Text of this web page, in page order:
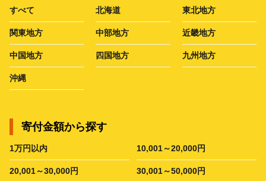
すべて 北海道 東北地方
関東地方 中部地方 近畿地方
中国地方 四国地方 九州地方
沖縄
寄付金額から探す
1万円以内 10,001～20,000円
20,001～30,000円 30,001～50,000円